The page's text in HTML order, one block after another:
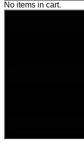
No items in cart.